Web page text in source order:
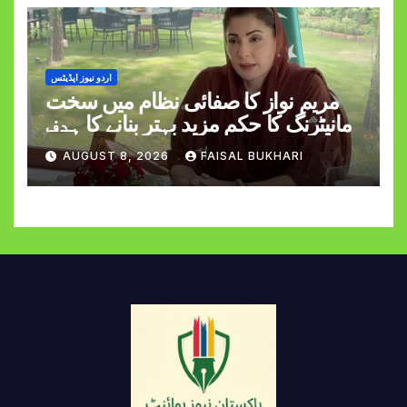
اردو نیوز اپڈیٹس
مریم نواز کا صفائی نظام میں سخت
مانیٹرنگ کا حکم مزید بہتر بنانے کا ہدف
AUGUST 8, 2026 FAISAL BUKHARI